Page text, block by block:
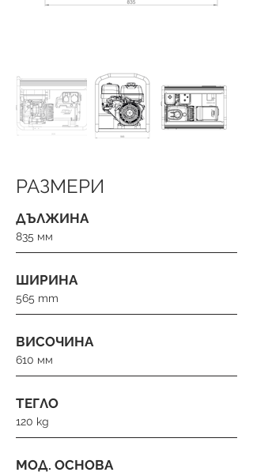
РАЗМЕРИ
ДЪЛЖИНА
835 мм
ШИРИНА
565 mm
ВИСОЧИНА
610 мм
ТЕГЛО
120 kg
МОД. ОСНОВА